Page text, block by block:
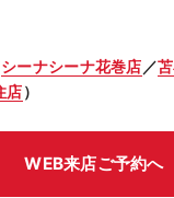
シーナシーナ花巻店 ／
店）
WEB来店ご予約へ